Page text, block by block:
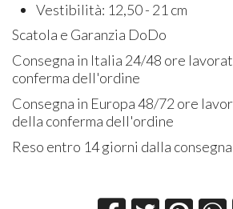
Vestibilità: 12,50 - 21 cm
Scatola e Garanzia DoDo
Consegna in Italia 24/48 ore
conferma dell'ordine
Consegna in Europa 48/72 ore
della conferma dell'ordine
Reso entro 14 giorni dalla